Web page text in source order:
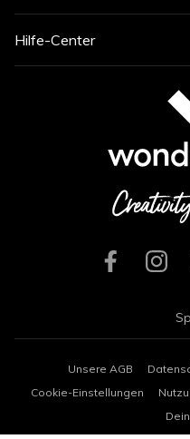
Hilfe-Center
Unsere AGB
Cookie-Einstellungen